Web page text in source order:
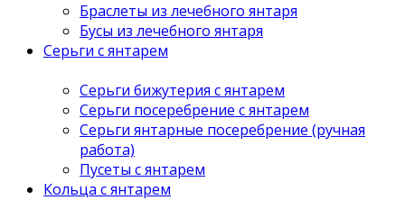
Браслеты из лечебного янтаря
Бусы из лечебного янтаря
Серьги с янтарем
Серьги бижутерия с янтарем
Серьги посеребрение с янтарем
Серьги янтарные посеребрение (ручная
работа)
Пусеты с янтарем
Кольца с янтарем